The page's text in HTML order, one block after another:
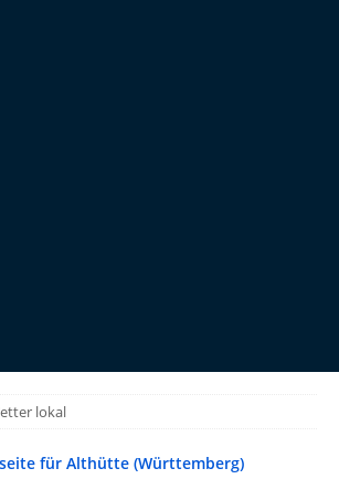
lokal
für Althütte (Württemberg)